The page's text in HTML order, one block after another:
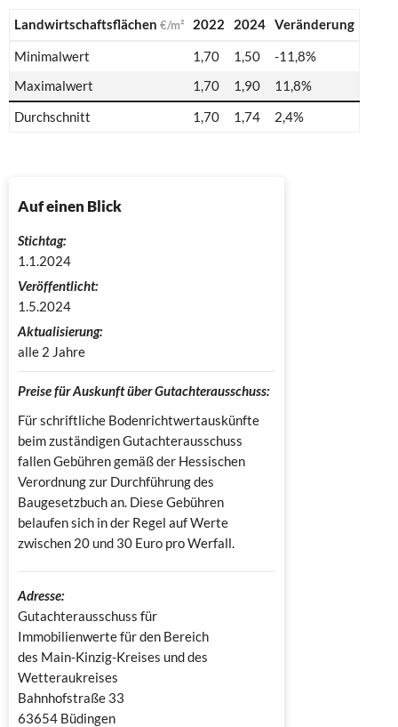
Landwirtschaftsflächen €/m² 2022 2024 Veränderung
Minimalwert
1,70 1,50
-11,8%
Maximalwert
1,70 1,90
11,8%
Durchschnitt
1,70 1,74 2,4%
Auf einen Blick
Stichtag:
1.1.2024
Veröffentlicht:
1.5.2024
Aktualisierung:
alle 2 Jahre
Preise für Auskunft über Gutachterausschuss:
Für schriftliche Bodenrichtwertauskünfte
beim zuständigen Gutachterausschuss
fallen Gebühren gemäß der Hessischen
Verordnung zur Durchführung des
Baugesetzbuch an. Diese Gebühren
belaufen sich in der Regel auf Werte
zwischen 20 und 30 Euro pro Werfall.
Adresse:
Gutachterausschuss für
Immobilienwerte für den Bereich
des Main-Kinzig-Kreises und des
Wetteraukreises
Bahnhofstraße 33
63654 Büdingen